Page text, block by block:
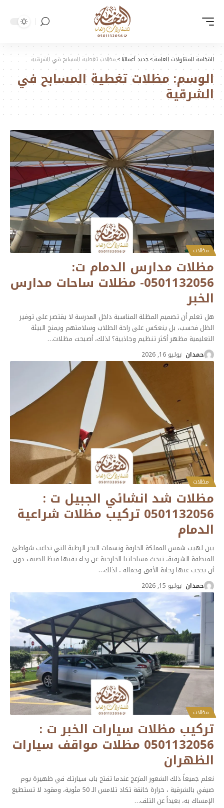
الفخامة للمقاولات العامة>جديد أعمالنا>مظلات تغطية المسابح في الشرقية
الوسم: مظلات تغطية المسابح في
الشرقية
مظلات
مظلات مدارس الدمام ت:
0501132056- مظلات ساحات مدارس
الخبر
هل تعلم أن تصميم المظلة المناسبة داخل المدرسة لا يقتصر على توفير
الظل فحسب، بل ينعكس على راحة الطلاب وسلامتهم ويمنح البيئة
التعليمية مظهر أكثر تنظيم وجاذبية؟ لذلك، أصبحت مظلات…
حمدان يوليو 16, 2026
مظلات
مظلات شد انشائي الجبيل ت :
0501132056 تركيب مظلات شراعية
الدمام
بين لهيب شمس المملكة الحارقة ونسمات البحر الرطبة التي تداعب شواطئ
المنطقة الشرقية، تبحث مساحاتنا الخارجية عن رداء يقيها قيظ الصيف دون
أن يحجب عنها رحابة الأفق وجماله ، لذلك…
حمدان يوليو 15, 2026
مظلات
تركيب مظلات سيارات الخبر ت :
0501132056 مظلات مواقف سيارات
الظهران
نعلم جميعاً ذلك الشعور المزعج عندما تفتح باب سيارتك في ظهيرة يوم
صيفي بالشرقية ، حرارة خانقة تكاد تلامس الـ 50 مئوية، ومقود لا تستطيع
الإمساك به، بعيداً عن التلف…